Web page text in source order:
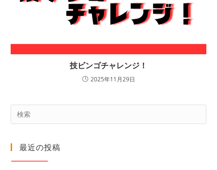
技ビンゴチャレンジ！
2025年11月29日
最近の投稿